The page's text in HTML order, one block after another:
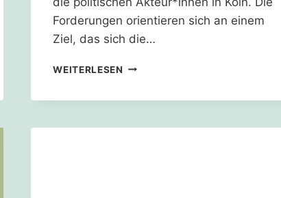
Forderungen orientieren sich an einem
Ziel, das sich die…
WEITERLESEN KÖLN